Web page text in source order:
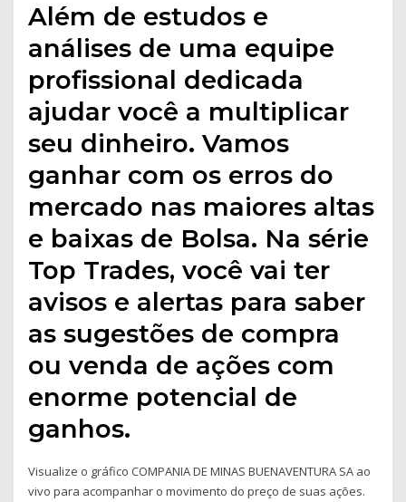
Além de estudos e
análises de uma equipe
profissional dedicada
ajudar você a multiplicar
seu dinheiro. Vamos
ganhar com os erros do
mercado nas maiores altas
e baixas de Bolsa. Na série
Top Trades, você vai ter
avisos e alertas para saber
as sugestões de compra
ou venda de ações com
enorme potencial de
ganhos.
Visualize o gráfico COMPANIA DE MINAS BUENAVENTURA SA ao
vivo para acompanhar o movimento do preço de suas ações.